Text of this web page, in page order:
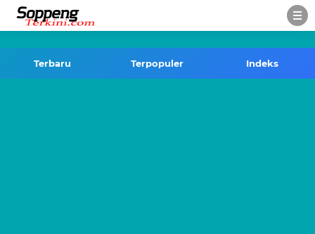
Terbaru Terpopuler Indeks